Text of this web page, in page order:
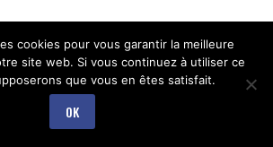
cookies pour vous garantir la meilleure
site web. Si vous continuez à utiliser ce
que vous en êtes satisfait.
OK